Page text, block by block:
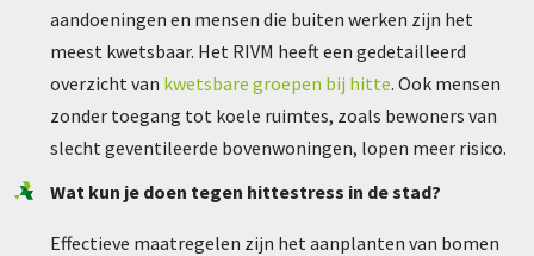
aandoeningen en mensen die buiten werken zijn het
meest kwetsbaar. Het RIVM heeft een gedetailleerd
overzicht van kwetsbare groepen bij hitte. Ook mensen
zonder toegang tot koele ruimtes, zoals bewoners van
slecht geventileerde bovenwoningen, lopen meer risico.
Wat kun je doen tegen hittestress in de stad?
Effectieve maatregelen zijn het aanplanten van bomen